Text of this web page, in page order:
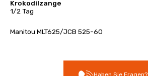
Krokodilzange
1/2 Tag
Manitou MLT625/JCB 525-60
Haben Sie Fragen?